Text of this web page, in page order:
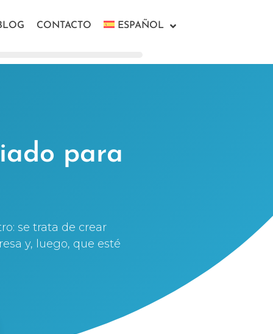
CONTACTO ESPAÑOL
para
se trata de crear
y, luego, que esté